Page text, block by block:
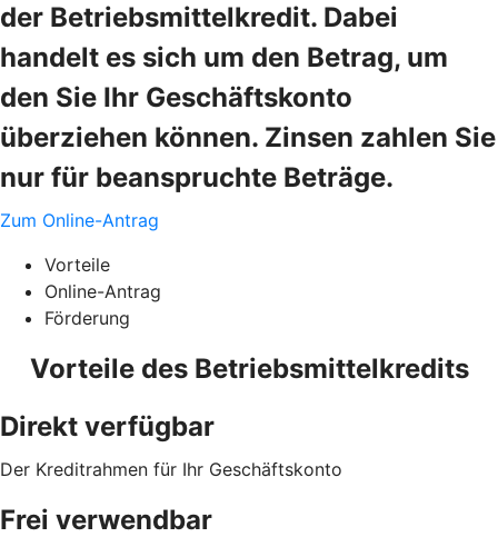
der Betriebsmittelkredit. Dabei
handelt es sich um den Betrag, um
den Sie Ihr Geschäftskonto
überziehen können. Zinsen zahlen Sie
nur für beanspruchte Beträge.
Zum Online-Antrag
Vorteile
Online-Antrag
Förderung
Vorteile des Betriebsmittelkredits
Direkt verfügbar
Der Kreditrahmen für Ihr Geschäftskonto
Frei verwendbar